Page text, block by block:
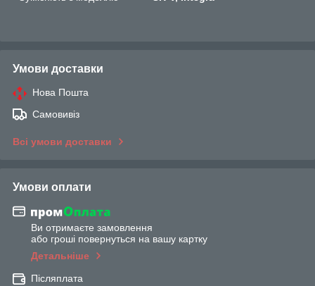
Умови доставки
Нова Пошта
Самовивіз
Всі умови доставки
Умови оплати
Ви отримаєте замовлення
або гроші повернуться на вашу картку
Детальніше
Післяплата